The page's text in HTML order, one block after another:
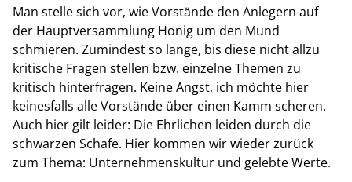
Man stelle sich vor, wie Vorstände den Anlegern auf
der Hauptversammlung Honig um den Mund
schmieren. Zumindest so lange, bis diese nicht allzu
kritische Fragen stellen bzw. einzelne Themen zu
kritisch hinterfragen. Keine Angst, ich möchte hier
keinesfalls alle Vorstände über einen Kamm scheren.
Auch hier gilt leider: Die Ehrlichen leiden durch die
schwarzen Schafe. Hier kommen wir wieder zurück
zum Thema: Unternehmenskultur und gelebte Werte.